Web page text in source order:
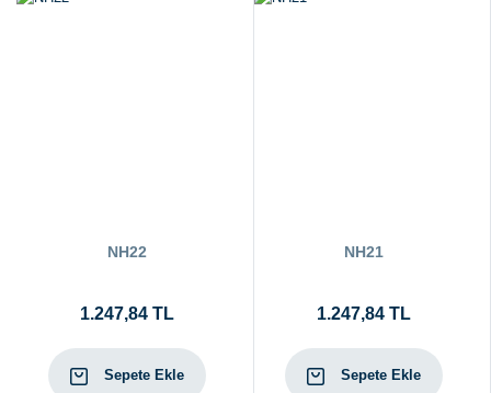
NH22
1.247,84 TL
Sepete Ekle
NH21
1.247,84 TL
Sepete Ekle